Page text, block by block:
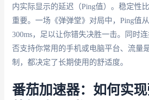
内实际显示的延迟（Ping值）。稳定性
重要。一场《弹弹堂》对局中，Ping值
300ms，足以让你错失决胜一击。同时
否支持你常用的手机或电脑平台、流量
制，都决定了长期使用的舒适度。
番茄加速器：如何实